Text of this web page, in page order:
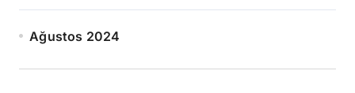
Ağustos 2024